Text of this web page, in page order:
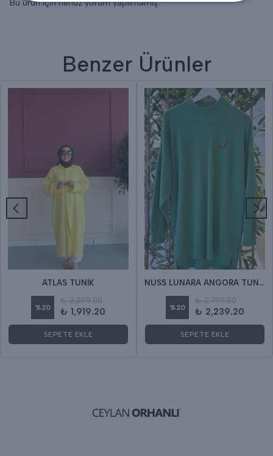
Bu ürün için henüz yorum yapılmamış.
Benzer Ürünler
ATLAS TUNİK
%20
₺ 2,399.00
₺ 1,919.20
SEPETE EKLE
NUSS LUNARA ANGORA TUNİK
%20
₺ 2,799.00
₺ 2,239.20
SEPETE EKLE